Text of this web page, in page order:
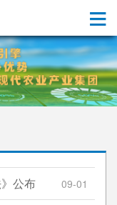
公布 09-01